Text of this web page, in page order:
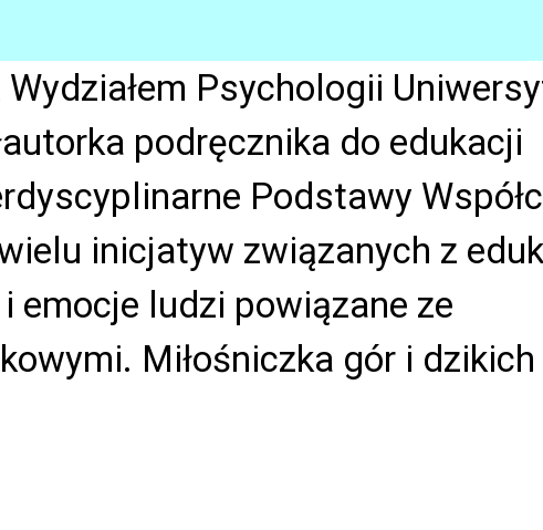
Psychologii
podręcznika do edukacji
Podstawy
inicjatyw związanych z
emocje ludzi powiązane ze
Miłośniczka gór i